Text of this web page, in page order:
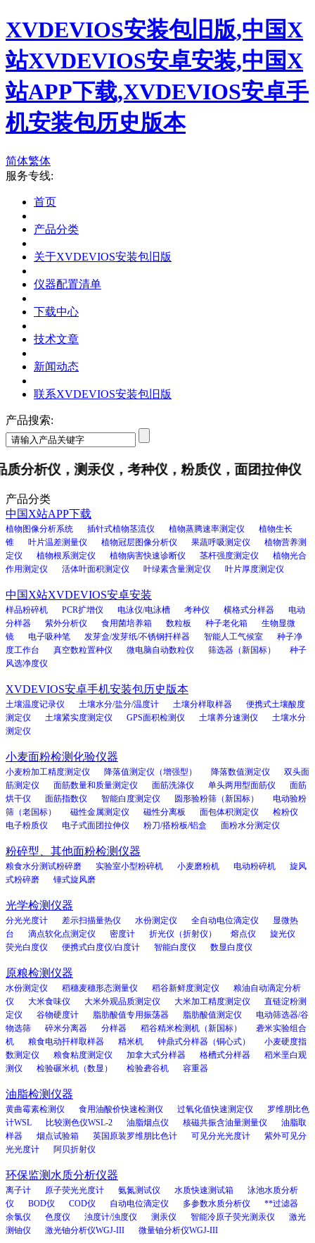
XVDEVIOS安装包旧版,中国X
站XVDEVIOS安卓安装,中国X
站APP下载,XVDEVIOS安卓手
机安装包历史版本
简体繁体
服务专线:
首页
产品分类
关于XVDEVIOS安装包旧版
仪器配置清单
下载中心
技术文章
新闻动态
联系XVDEVIOS安装包旧版
产品搜索:
分析仪，测汞仪，考种仪，粉质仪，面团拉伸仪
产品分类
中国X站APP下载
植物图像分析系统 插针式植物茎流仪 植物蒸腾速率测定仪
植物生长
锥
叶片温差测量仪 植物冠层图像分析仪 果蔬呼吸测定仪
植物营养测
定仪
植物根系测定仪 植物病害快速诊断仪 茎杆强度测定仪
植物光合
作用测定仪
活体叶面积测定仪 叶绿素含量测定仪 叶片厚度测定仪
中国X站XVDEVIOS安卓安装
样品粉碎机 PCR扩增仪 电泳仪/电泳槽 考种仪 横格式分样器
电动
分样器
紫外分析仪 食用菌培养箱 数粒板 种子老化箱
生物显微
镜
电子吸种笔 发芽盒/发芽纸/不锈钢扦样器 智能人工气候室
种子净
度工作台
真空数粒置种仪 微电脑自动数粒仪 筛选器（新国标）
种子
风选净度仪
XVDEVIOS安卓手机安装包历史版本
土壤温度记录仪 土壤水分/盐分/温度计 土壤分样取样器
便携式土壤酸度
测定仪
土壤紧实度测定仪 GPS面积检测仪 土壤养分速测仪
土壤水分
测定仪
小麦面粉检测化验仪器
小麦粉加工精度测定仪 降落值测定仪（增强型） 降落数值测定仪
双头面
筋测定仪
面筋数量和质量测定仪 面筋洗涤仪 单头两用型面筋仪
面筋
烘干仪
面筋指数仪 智能白度测定仪 圆形验粉筛（新国标）
电动验粉
筛（老国标）
磁性金属测定仪 磁性分离板 面包体积测定仪
检粉仪
电子粉质仪
电子式面团拉伸仪 粉刀/搭粉板/铝盒 面粉水分测定仪
粉碎型、其他面粉检测仪器
粮食水分测试粉碎磨 实验室小型粉碎机 小麦磨粉机 电动粉碎机
旋风
式粉碎磨
锤式旋风磨
光学检测仪器
分光光度计 差示扫描量热仪 水份测定仪 全自动电位滴定仪
显微热
台
滴点软化点测定仪 密度计 折光仪（折射仪） 熔点仪
旋光仪
荧光白度仪
便携式白度仪/白度计 智能白度仪 数显白度仪
原粮检测仪器
水份测定仪 稻穗麦穗形态测量仪 稻谷新鲜度测定仪
粮油自动滴定分析
仪
大米食味仪 大米外观品质测定仪 大米加工精度测定仪
直链淀粉测
定仪
谷物硬度计 脂肪酸值专用振荡器 脂肪酸值测定仪
电动筛选器/谷
物选筛
碎米分离器 分样器 稻谷精米检测机（新国标）
砻米实验组合
机
粮食电动扦样取样器 精米机 钟鼎式分样器（铜心式）
小麦硬度指
数测定仪
粮食粘度测定仪 加拿大式分样器 格槽式分样器
稻米垩白观
测仪
检验碾米机（数显） 检验砻谷机 容重器
油脂检测仪器
黄曲霉素检测仪 食用油酸价快速检测仪 过氧化值快速测定仪
罗维朋比色
计WSL
比较测色仪WSL-2 油脂烟点仪 核磁共振含油量测量仪
油脂取
样器
烟点试验箱 英国原装罗维朋比色计 可见分光光度计
紫外可见分
光光度计
阿贝折射仪
环保监测水质分析仪器
离子计 原子荧光光度计 氨氮测试仪 水质快速测试箱
泳池水质分析
仪
BOD仪 COD仪 自动电位滴定仪 多参数水质分析仪
**过滤器
余氯仪
色度仪 浊度计/浊度仪 测汞仪 智能冷原子荧光测汞仪
激光
测铀仪
激光铀分析仪WGJ-III 微量铀分析仪WGJ-III